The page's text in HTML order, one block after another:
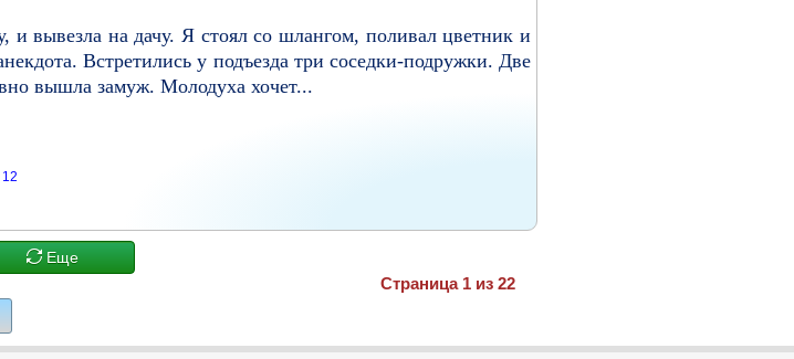
вывезла на дачу. Я стоял со шлангом, поливал цветник и
Встретились у подъезда три соседки-подружки. Две
вышла замуж. Молодуха хочет...
12
Еще
Страница 1 из 22